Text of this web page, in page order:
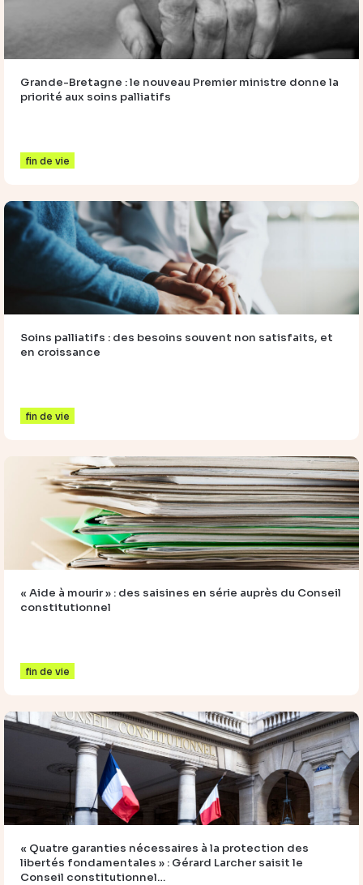
Grande-Bretagne : le nouveau Premier ministre donne la
priorité aux soins palliatifs
fin de vie
Soins palliatifs : des besoins souvent non satisfaits, et
en croissance
fin de vie
« Aide à mourir » : des saisines en série auprès du Conseil
constitutionnel
fin de vie
« Quatre garanties nécessaires à la protection des
libertés fondamentales » : Gérard Larcher saisit le
Conseil constitutionnel…